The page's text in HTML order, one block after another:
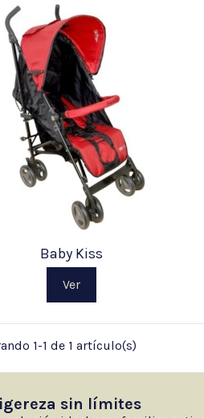
Baby Kiss
Ver
1-1 de 1 artículo(s)
sin límites